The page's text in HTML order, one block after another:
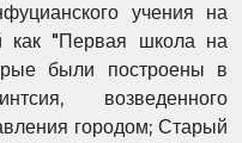
учения на
как "Первая школа на
были построены в
возведенного
городом; Старый